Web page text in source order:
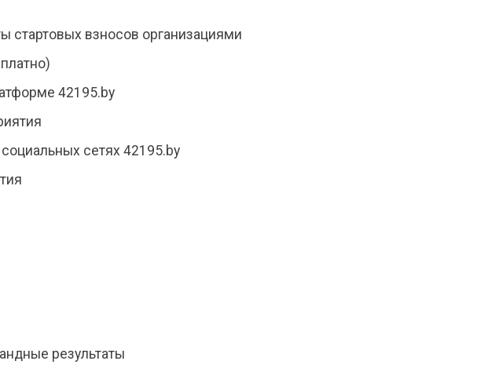
стартовых взносов организациями
42195.by
сетях 42195.by
результаты